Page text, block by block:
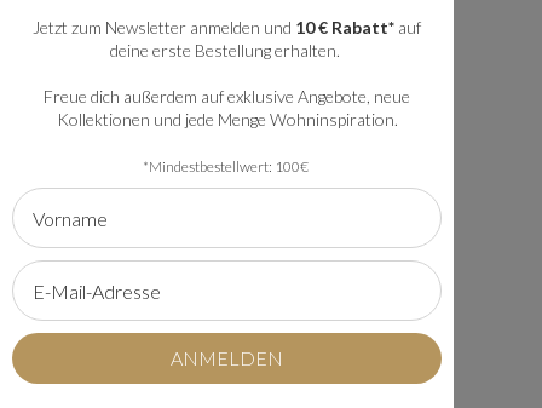
Nur noch 2 auf Lager!
Jetzt zum Newsletter anmelden und 10 € Rabatt* auf
deine erste Bestellung erhalten.
Freue dich außerdem auf exklusive Angebote, neue
Kollektionen und jede Menge Wohninspiration.
*Mindestbestellwert: 100€